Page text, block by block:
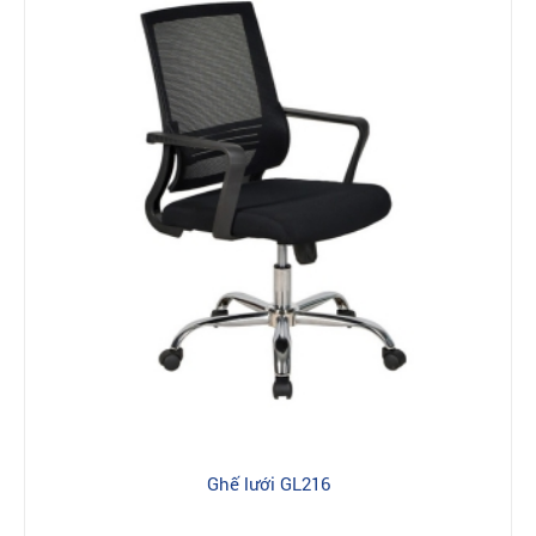
giúp chiếc ghế trở nên đẹp, hiện đại, phù hợp với những không
gian làm việc chuyên nghiệp, sang trọng.Lưng và đệm ghế bằng
lưới nên ghế có độ thông thoáng cao, có khả năng chống tích
nhiệt hiệu quả. Dù ngồi trên ghế liên tục trong nhiều giờ liền để
làm việc thì bạn cũng sẽ không có cảm giác nóng bức, khó chịu.
Thiết kế lưng lưới và chân xoay tiện dụng nên người ngồi làm
việc trên ghế thường xuyên có tâm trạng thư thái, thoải mái,
phòng ngừa các chứng bệnh về tâm lý do stress kéo dài gây ra.
Qua đó, phòng ngừa nhiều chứng bệnh liên quan đến xương
khớp như: đau mỏi vai gáy, đau cứng cổ, đau nhức xương khớp,
Đặc biệt, ghế lưới nhân viên Hoà Phát có độ bền cao hơn hẳn.
Nhờ chất liệu tốt, độ bền cao nên chỉ cần đặt mua ghế lưới cho
không gian văn phòng thì bạn có thể yên tâm sử dụng trong
nhiều năm liền. Không cần văn quan đến việc thay mới hay sửa
phần khung ghế bằng sắt bọc inox cao cấp hay bọc bằng nỉ,
Ghế lưới GL216